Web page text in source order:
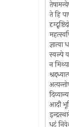
ते हि
ज्ञात्वा
स्वल्पे
न
आदौ
धटं